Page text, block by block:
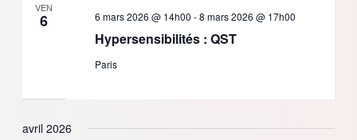
Évènements
VEN
6
Hypersensibilités : QST
6 mars 2026 @ 14h00 -8 mars 2026 @ 17h00
Paris
avril 2026